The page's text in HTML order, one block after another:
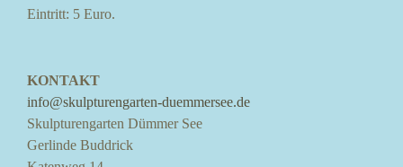
Eintritt: 5 Euro.
KONTAKT
info@skulpturengarten-duemmersee.de
Skulpturengarten Dümmer See
Gerlinde Buddrick